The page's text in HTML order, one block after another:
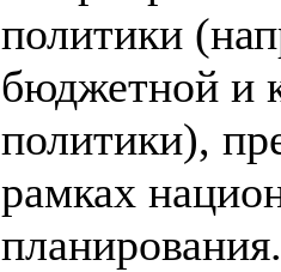
политики
бюджетной и
политики),
рамках
планирования.